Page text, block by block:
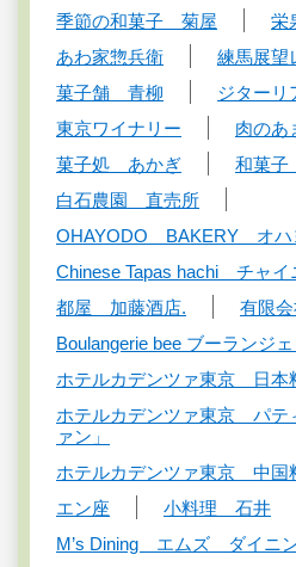
季節の和菓子 菊屋
栄
あわ家惣兵衛
練馬展望
菓子舗 青柳
ジター
東京ワイナリー
肉の
菓子処 あかぎ
和菓
白石農園 直売所
OHAYODO BAKERY オハ
Chinese Tapas hachi チャ
都屋 加藤酒店.
有限
Boulangerie bee ブーランジ
ホテルカデンツァ東京 日本
ホテルカデンツァ東京 パテ
ァン」
ホテルカデンツァ東京 中国
エン座
小料理 石井
M’s Dining エムズ ダイニ